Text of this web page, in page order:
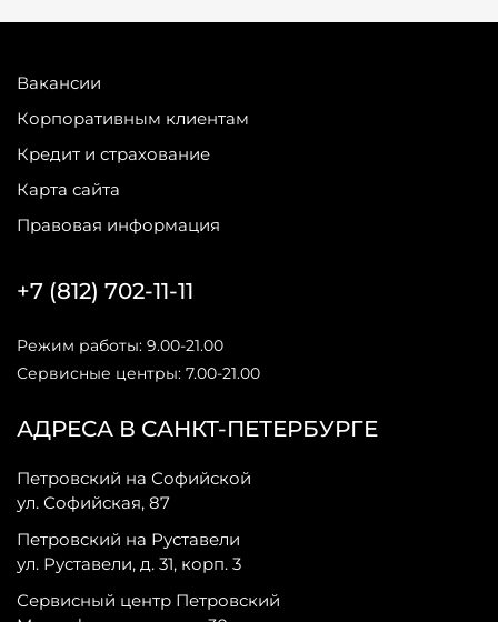
Вакансии
Корпоративным клиентам
Кредит и страхование
Карта сайта
Правовая информация
АДРЕСА В САНКТ-ПЕТЕРБУРГЕ
Петровский на Софийской
ул. Софийская, 87
Петровский на Руставели
ул. Руставели, д. 31, корп. 3
Сервисный центр Петровский
+7 (812) 702-11-11
Режим работы: 9.00-21.00
Сервисные центры: 7.00-21.00